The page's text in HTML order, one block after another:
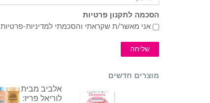
הסכמה לתקנון פרטיות
אני מאשר/ת שקראתי והסכמתי למדיניות-פרטיות
שליחה
מוצרים חדשים
אלביב מבית
לוריאל פריז: